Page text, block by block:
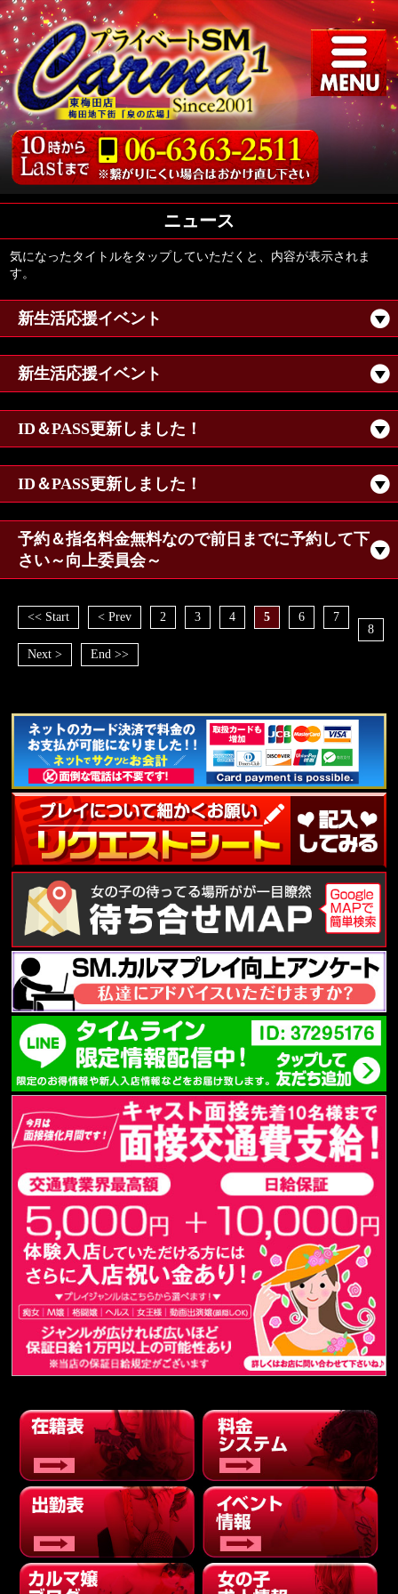
ニュース
気になったタイトルをタップしていただくと、内容が表示されま
す。
新生活応援イベント
新生活応援イベント
ID＆PASS更新しました！
ID＆PASS更新しました！
予約＆指名料金無料なので前日までに予約して下
さい～向上委員会～
<< Start < Prev 2 3 4 5 6
7
8
Next >
End >>